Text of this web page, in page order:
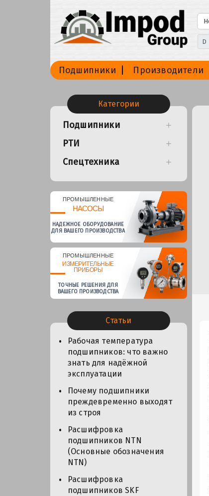
D
Подшипники Производители
Категории
Подшипники
РТИ
Спецтехника
ПРОМЫШЛЕННЫЕ
НАСОСЫ
НАДЕЖНОЕ ОБОРУДОВАНИЕ
ДЛЯ ВАШЕГО ПРОИЗВОДСТВА
ПРОМЫШЛЕННЫЕ
ИЗМЕРИТЕЛЬНЫЕ
ПРИБОРЫ
ТОЧНЫЕ РЕШЕНИЯ ДЛЯ
ВАШЕГО ПРОИЗВОДСТВА
Статьи
Рабочая температура
подшипников: что важно
знать для надёжной
эксплуатации
Почему подшипники
преждевременно выходят
из строя
Расшифровка
подшипников NTN
(Основные обозначения
NTN)
Расшифровка
подшипников SKF